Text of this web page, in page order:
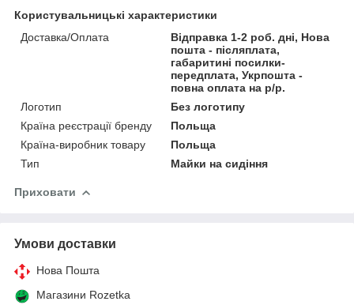
Користувальницькі характеристики
Доставка/Оплата
Відправка 1-2 роб. дні, Нова
пошта - післяплата,
габаритині посилки-
передплата, Укрпошта -
повна оплата на р/р.
Логотип
Без логотипу
Країна реєстрації бренду
Польща
Країна-виробник товару
Польща
Тип
Майки на сидіння
Приховати
Умови доставки
Нова Пошта
Магазини Rozetka